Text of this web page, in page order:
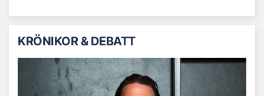
KRÖNIKOR & DEBATT